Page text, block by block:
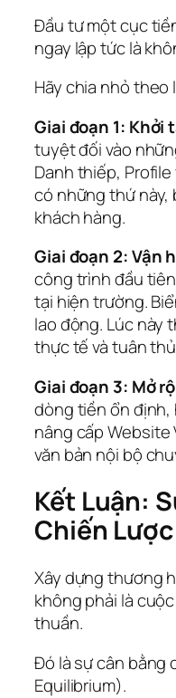
Đầu tư một cục
ngay lập tức là
Hãy chia nhỏ
Giai đoạn 1: Khởi
tuyệt đối vào
Danh thiếp,
có những thứ này,
khách hàng.
Giai đoạn 2: Vận
công trình đầu
tại hiện trường.
lao động. Lúc này
thực tế và tuân
Giai đoạn 3: Mở
dòng tiền ổn định,
nâng cấp Website
văn bản nội bộ
Kết Luận:
Chiến Lược
Xây dựng thương
không phải là
thuần.
Đó là sự cân bằng
Equilibrium).